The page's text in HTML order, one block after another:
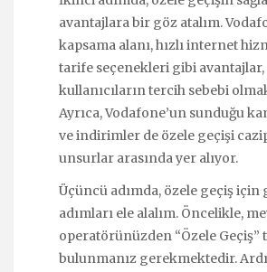
avantajlara bir göz atalım.
kapsama alanı, hızlı internet
tarife seçenekleri gibi avantajlar,
kullanıcıların tercih sebebi
Ayrıca, Vodafone’un sunduğu
ve indirimler de özele geçişi
unsurlar arasında yer alıyor.
Üçüncü adımda, özele geçiş için
adımları ele alalım. Öncelikle,
operatörünüzden “Özele Geçiş”
bulunmanız gerekmektedir.